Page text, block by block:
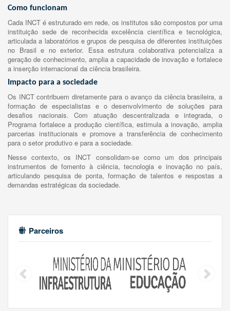
Como funcionam
Cada INCT é estruturado em rede, os institutos são compostos por uma
instituição sede de reconhecida excelência científica e tecnológica,
articulada a laboratórios e grupos de pesquisa de diferentes instituições
no Brasil e no exterior. Essa estrutura colaborativa potencializa a
geração de conhecimento, amplia a capacidade de inovação e fortalece
a inserção internacional da ciência brasileira.
Impacto para a sociedade
Os INCT contribuem diretamente para o avanço da ciência brasileira, a
formação de especialistas e o desenvolvimento de soluções para
desafios nacionais. Com atuação descentralizada e integrada, o
Programa fortalece a produção científica, estimula a inovação, amplia
parcerias institucionais e promove a transferência de conhecimento
para o setor produtivo e para a sociedade.
Nesse contexto, os INCT consolidam-se como um dos principais
instrumentos de fomento à ciência, tecnologia e inovação no país,
articulando pesquisa de ponta, formação de talentos e respostas a
demandas estratégicas da sociedade.
Parceiros